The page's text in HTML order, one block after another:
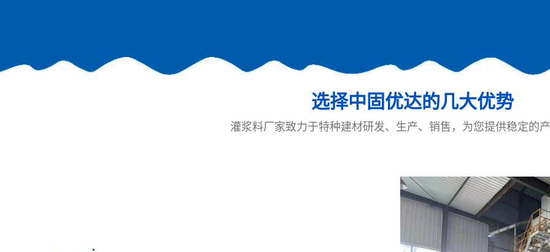
选择中固优达的几大优势​
灌浆料厂家致力于特种建材研发、生产、销售，为您提供稳定的